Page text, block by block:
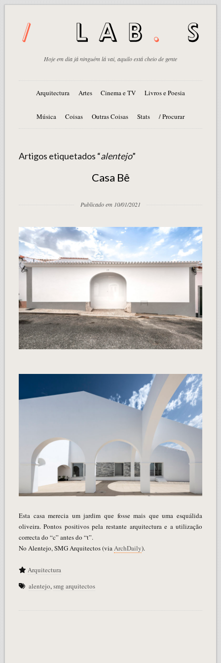
Hoje em dia já ninguém lá vai, aquilo está cheio de gente
Arquitectura Artes Cinema e TV Livros e Poesia
Música Coisas Outras Coisas Stats / Procurar
Artigos etiquetados “alentejo”
Casa Bê
Publicado em 10/01/2021
Esta casa merecia um jardim que fosse mais que uma esquálida
oliveira. Pontos positivos pela restante arquitectura e a utilização
correcta do “c” antes do “t”.
No Alentejo, SMG Arquitectos (viaArchDaily).
Arquitectura
alentejo,smg arquitectos